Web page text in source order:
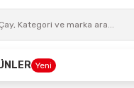
Yeni